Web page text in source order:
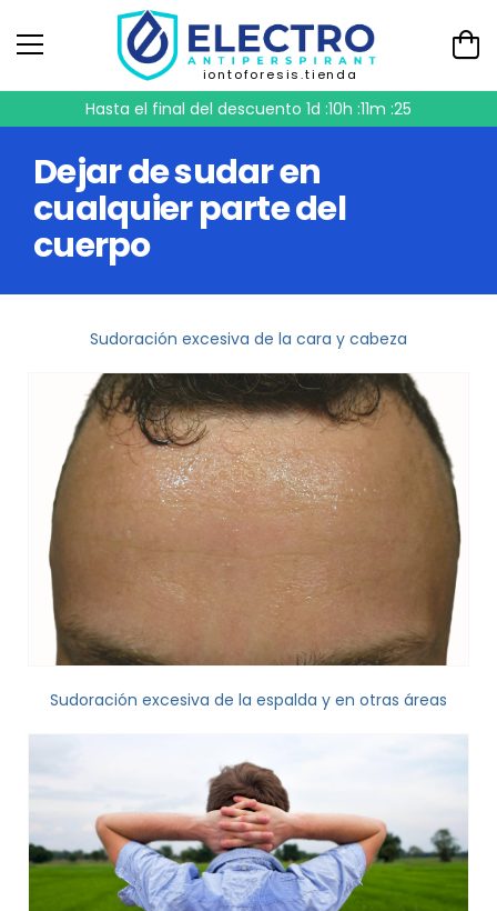
iontoforesis.tienda
Hasta el final del descuento 1d :10h :11m :24
Dejar de sudar en
cualquier parte del
cuerpo
Sudoración excesiva de la cara y cabeza
Sudoración excesiva de la espalda y en otras áreas